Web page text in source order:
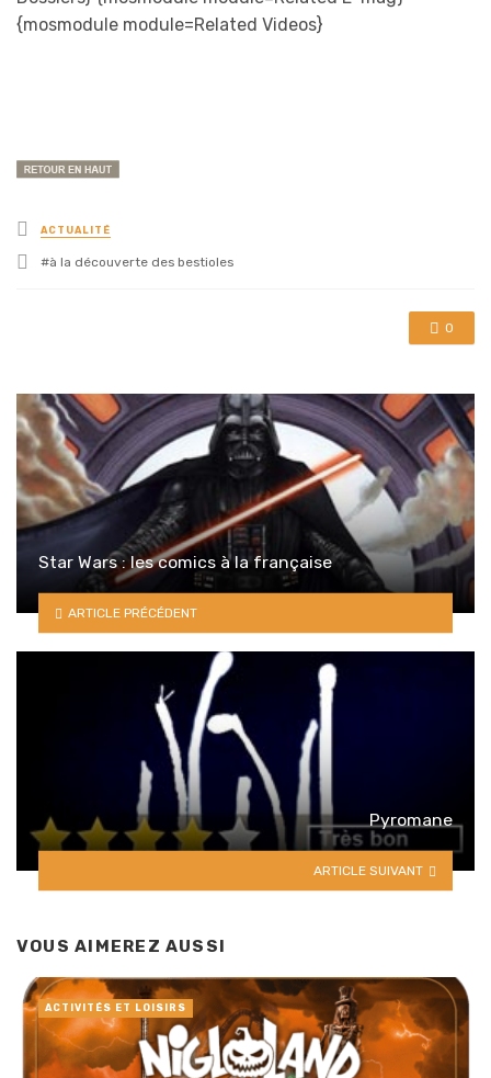
{mosmodule module=Related Videos}
Posted
in
ACTUALITÉ
Tagged
à la découverte des bestioles
0
Star Wars : les comics à la française
ARTICLE PRÉCÉDENT
Pyromane
ARTICLE SUIVANT
VOUS AIMEREZ AUSSI
ACTIVITÉS ET LOISIRS